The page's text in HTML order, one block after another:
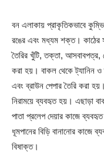
বন এলাকায় প্রাকৃতিকভাবে
রঙের এবং মধ্যম শক্ত। কাঠের
তৈরির খুঁটি, তক্তা, আসবাবপত্র,
করা হয়। বাকল থেকে ট্যানিন ও
এবং ব্রাউন পেপার তৈরি করা
নিরাময়ে ব্যবহৃত হয়। এছাড়া
পাতা প্রলেপ দেয়ার কাজে
ধূমপানের বিড়ি বানানোর
বিষাক্ত।